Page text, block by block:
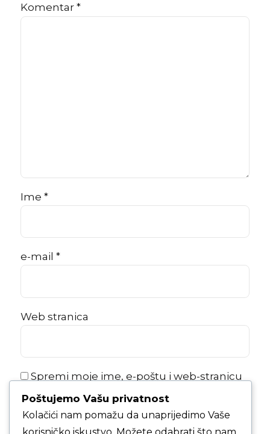
Komentar *
Ime *
e-mail *
Web stranica
Spremi moje ime, e-poštu i web-stranicu
u ovom internet pregledniku za sljedeći
put kada budem komentirao.
Poštujemo Vašu privatnost
Kolačići nam pomažu da unaprijedimo Vaše